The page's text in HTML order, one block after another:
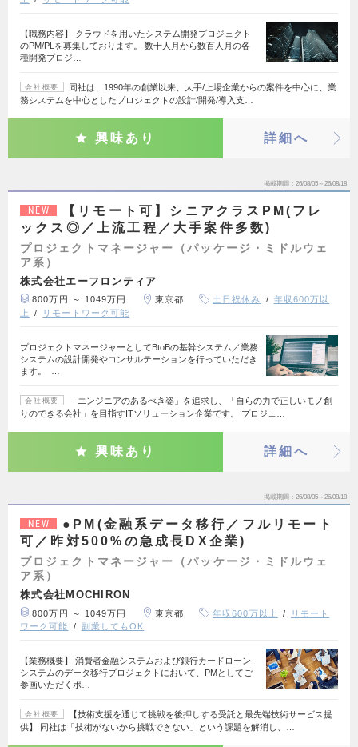
【職務内容】 クラウドを用いたシステム開発プロジェクト
のPM/PLを募集しております。 数十人月から数百人月の各
種開発プロジ…
会社概要
同社は、1990年の創業以来、大手/上場企業からの案件を中心に、業
務システムを中心としたプロジェクトの設計/開発/導入支…
興味あり 詳細へ
掲載期間 26/08/05～26/08/18
NEW
【リモート可】シニアクラスPM(フレ
ックス◎／上流工程／大手案件多数)
プロジェクトマネージャー（パッケージ・ミドルウェ
ア系）
株式会社エーフロンティア
800万円 ～ 1049万円 東京都 土日祝休み
年収600万以
上
リモートワーク可能
プロジェクトマネージャーとしてBtoBの基幹システム／業務
システムの設計開発やコンサルテーションを行っていただき
ます。 …
会社概要
「エンジニアのあるべき姿」を追求し、「自らの力で正しいモノ創
りのできる会社」を目指すITソリューション企業です。 プロジェ…
興味あり 詳細へ
掲載期間 26/08/05～26/08/18
NEW
●PM(金融系データ移行／フルリモート
可／昨対500%の急成長DX企業)
プロジェクトマネージャー（パッケージ・ミドルウェ
ア系）
株式会社MOCHIRON
800万円 ～ 1049万円 東京都 年収600万以上
リモート
ワーク可能
副業してもOK
【業務概要】 消費者金融システムおよび銀行カードローン
システムのデータ移行プロジェクトにおいて、PMとしてご
参画いただくポ…
会社概要
【技術支援を通じて挑戦を後押しする受託と最先端技術サービス提
供】 同社は「技術がないから挑戦できない」という課題を解消し、…